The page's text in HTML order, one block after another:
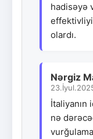
hadisəyə
olardı.
Nərgiz
nə